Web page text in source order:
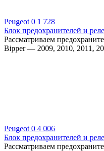
Peugeot 0 1 728
Блок предохранителей и
Рассматриваем
Bipper — 2009, 2010, 2011,
Peugeot 0 4 006
Блок предохранителей и
Рассматриваем